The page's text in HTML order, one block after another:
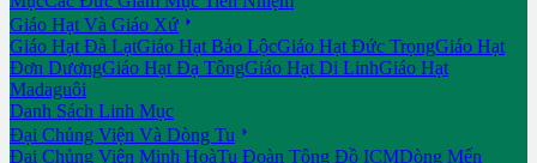
Giáo Hạt Và Giáo Xứ 
Giáo Hạt Đà LạtGiáo Hạt Bảo LộcGiáo Hạt Đức TrọngGiáo Hạt
Đơn DươngGiáo Hạt Đạ TôngGiáo Hạt Di LinhGiáo Hạt
Madaguôi
Danh Sách Linh Mục
Đại Chủng Viện Và Dòng Tu 
Đại Chủng Viện Minh HoàTu Đoàn Tông Đồ ICMDòng Mến